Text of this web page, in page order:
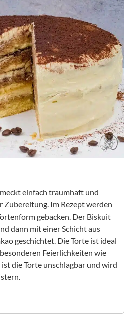
einfach traumhaft und
Zubereitung. Im Rezept werden
gebacken. Der Biskuit
dann mit einer Schicht aus
geschichtet. Die Torte ist ideal
Feierlichkeiten wie
die Torte unschlagbar und wird